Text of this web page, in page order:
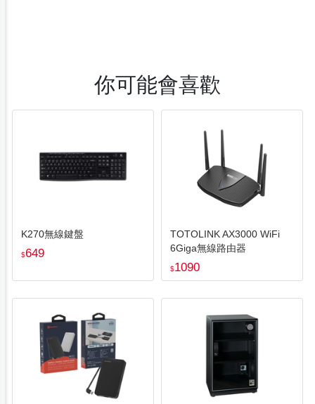
你可能會喜歡
K270無線鍵盤
$649
TOTOLINK AX3000 WiFi
6Giga無線路由器
$1090